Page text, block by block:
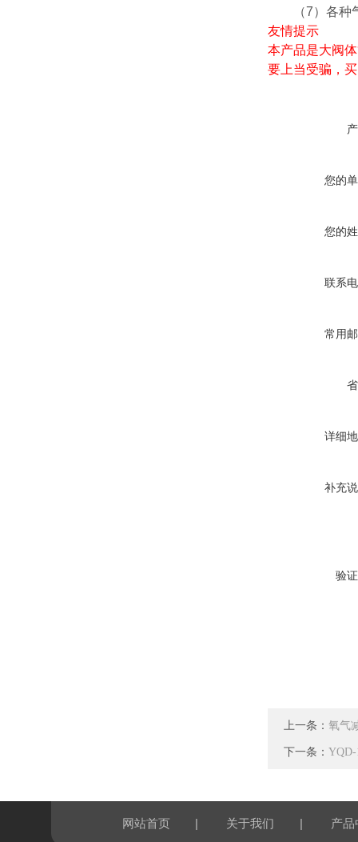
（7）各种气
友情提示
本产品是大阀
要上当受骗，
您的
您的
联系
常用
详细
补充
验
上一条： 氧气
下一条：
网站首页 | 关于我们 | 产品